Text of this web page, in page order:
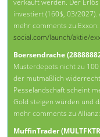
verkauft werden. Der
investiert (160$, 03/2027).
mehr comments zu Exxon:
social.com/launch/aktie/
Boersendrache
Musterdepots nicht zu
der mutmaßlich
Pesselandschaft scheint
Gold steigen würden und
mehr comments zu Allianz:
MuffinTrader